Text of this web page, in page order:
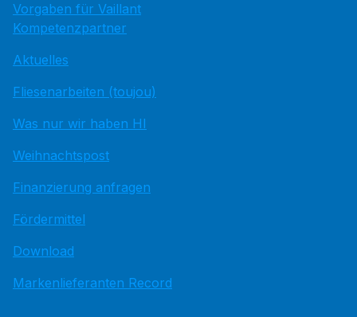
Vorgaben für Vaillant
Kompetenzpartner
Aktuelles
Fliesenarbeiten (toujou)
Was nur wir haben HI
Weihnachtspost
Finanzierung anfragen
Fördermittel
Download
Markenlieferanten Record